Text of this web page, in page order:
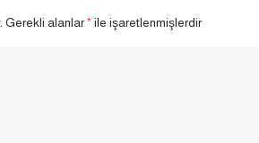
Gerekli alanlar* ile işaretlenmişlerdir